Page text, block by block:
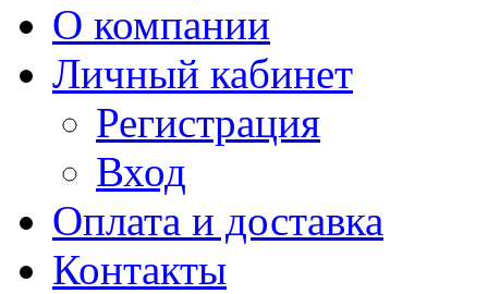
О компании
Личный кабинет
Регистрация
Вход
Оплата и доставка
Контакты